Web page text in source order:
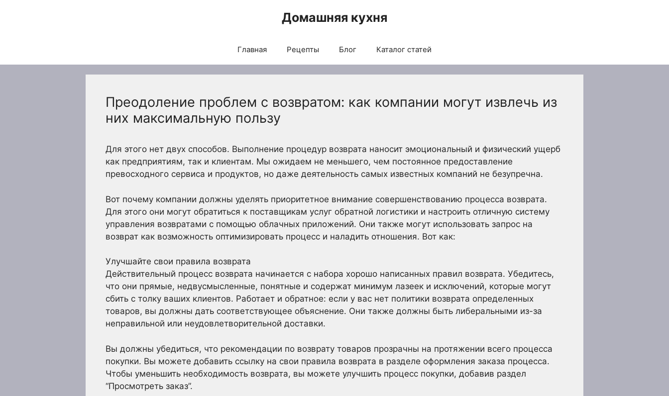
Домашняя кухня
Главная Рецепты Блог Каталог статей
Преодоление проблем с возвратом: как компании могут извлечь из
них максимальную пользу
Для этого нет двух способов. Выполнение процедур возврата наносит эмоциональный и физический ущерб
как предприятиям, так и клиентам. Мы ожидаем не меньшего, чем постоянное предоставление
превосходного сервиса и продуктов, но даже деятельность самых известных компаний не безупречна.
Вот почему компании должны уделять приоритетное внимание совершенствованию процесса возврата.
Для этого они могут обратиться к поставщикам услуг обратной логистики и настроить отличную систему
управления возвратами с помощью облачных приложений. Они также могут использовать запрос на
возврат как возможность оптимизировать процесс и наладить отношения. Вот как:
Улучшайте свои правила возврата
Действительный процесс возврата начинается с набора хорошо написанных правил возврата. Убедитесь,
что они прямые, недвусмысленные, понятные и содержат минимум лазеек и исключений, которые могут
сбить с толку ваших клиентов. Работает и обратное: если у вас нет политики возврата определенных
товаров, вы должны дать соответствующее объяснение. Они также должны быть либеральными из-за
неправильной или неудовлетворительной доставки.
Вы должны убедиться, что рекомендации по возврату товаров прозрачны на протяжении всего процесса
покупки. Вы можете добавить ссылку на свои правила возврата в разделе оформления заказа процесса.
Чтобы уменьшить необходимость возврата, вы можете улучшить процесс покупки, добавив раздел
“Просмотреть заказ”.